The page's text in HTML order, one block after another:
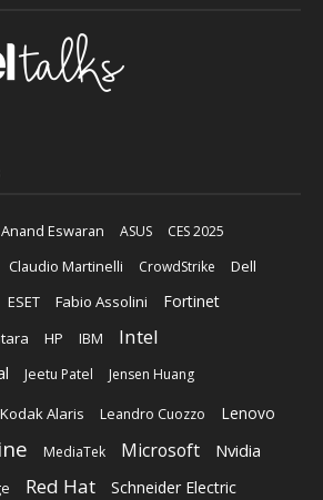
Anand Eswaran ASUS
CES 2025
Claudio Martinelli CrowdStrike Dell
ESET Fabio Assolini Fortinet
HP IBM Intel
Jeetu Patel Jensen Huang
Kodak Alaris Leandro Cuozzo Lenovo
MediaTek Microsoft Nvidia
Red Hat Schneider Electric